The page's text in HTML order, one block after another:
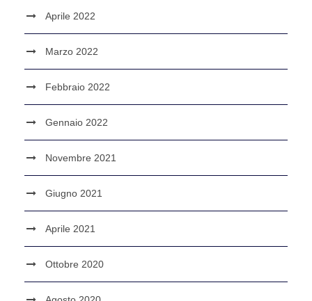
Aprile 2022
Marzo 2022
Febbraio 2022
Gennaio 2022
Novembre 2021
Giugno 2021
Aprile 2021
Ottobre 2020